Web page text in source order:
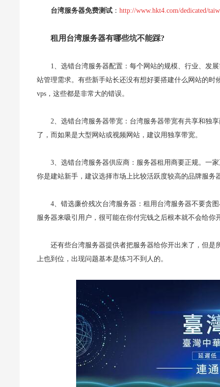
台湾服务器免费测试 ： http://www.hkt4.com/dedicated/
租用台湾服务器有哪些坑不能踩?
1、选错台湾服务器配置：每个网站的规模、行业、发
站管理需求。有些新手站长还没有想好要搭建什么网站的
vps，这些都是非常大的错误。
2、选错台湾服务器带宽：台湾服务器带宽有共享和独
了，而如果是大型网站或视频网站，建议用独享带宽。
3、选错台湾服务器供应商：服务器租用商要正规。一
你是建站新手，建议选择市场上比较活跃度较高的品牌服务
4、错选廉价残次台湾服务器：租用台湾服务器不要贪
服务器来吸引用户，很可能在你付完钱之后根本就不会给你
还有些台湾服务器提供者把服务器给你开出来了，但
上也到位，出现问题基本是练习不到人的。